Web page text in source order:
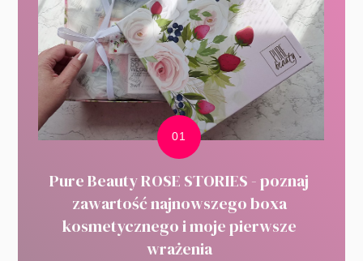
Pure Beauty ROSE STORIES - poznaj
zawartość najnowszego boxa
kosmetycznego i moje pierwsze
wrażenia